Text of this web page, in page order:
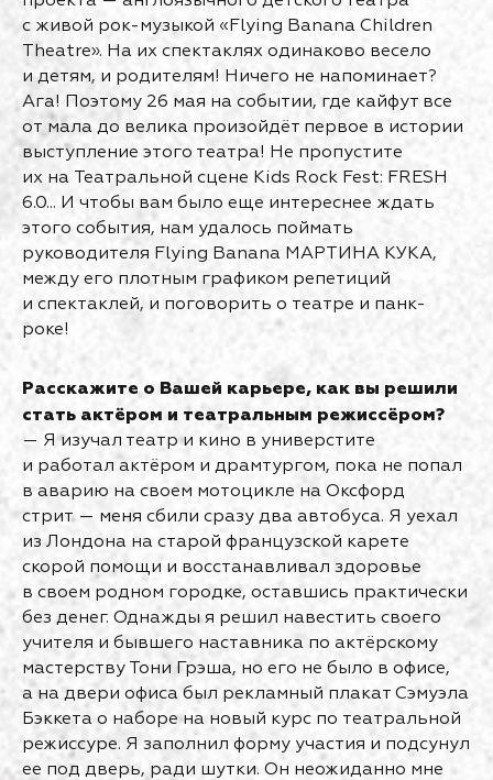
с живой рок-музыкой «Flying Banana Children
Theatre». На их спектаклях одинаково весело
и детям, и родителям! Ничего не напоминает?
Ага! Поэтому 26 мая на событии, где кайфут все
от мала до велика произойдёт первое в истории
выступление этого театра! Не пропустите
их на Театральной сцене Kids Rock Fest: FRESH
6.0... И чтобы вам было еще интереснее ждать
этого события, нам удалось поймать
руководителя Flying Banana МАРТИНА КУКА,
между его плотным графиком репетиций
и спектаклей, и поговорить о театре и панк-
роке!
Расскажите о Вашей карьере, как вы решили
стать актёром и театральным режиссёром?
— Я изучал театр и кино в универстите
и работал актёром и драмтургом, пока не попал
в аварию на своем мотоцикле на Оксфорд
стрит — меня сбили сразу два автобуса. Я уехал
из Лондона на старой французской карете
скорой помощи и восстанавливал здоровье
в своем родном городке, оставшись практически
без денег. Однажды я решил навестить своего
учителя и бывшего наставника по актёрскому
мастерству Тони Грэша, но его не было в офисе,
а на двери офиса был рекламный плакат Сэмуэла
Бэккета о наборе на новый курс по театральной
режиссуре. Я заполнил форму участия и подсунул
ее под дверь, ради шутки. Он неожиданно мне